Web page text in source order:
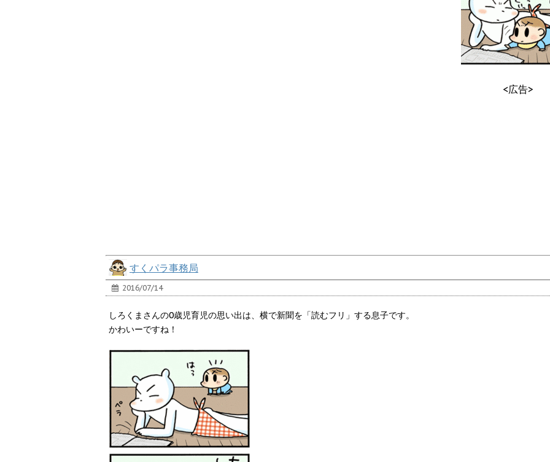
<広告>
すくパラ事務局
2016/07/14
しろくまさんの0歳児育児の思い出は、横で新聞を「読むフリ」する息子です。
かわいーですね！